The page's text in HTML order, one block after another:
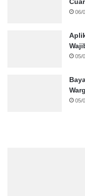
06/
05/
05/